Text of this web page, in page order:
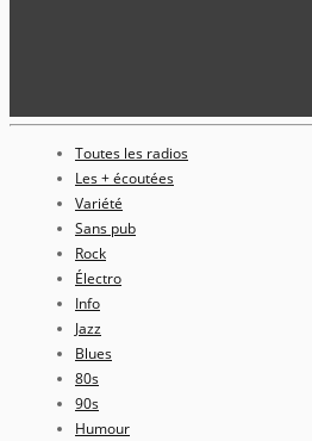
Toutes les radios
Les + écoutées
Variété
Sans pub
Rock
Électro
Info
Jazz
Blues
80s
90s
Humour